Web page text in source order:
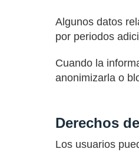
Algunos datos
por periodos
Cuando la
anonimizarla o
Derechos
Los usuarios